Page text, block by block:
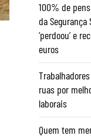
100% de
da
‘perdoou’ e
euros
ruas por
laborais
Quem tem